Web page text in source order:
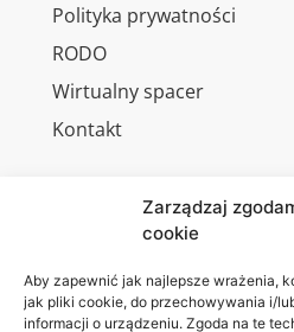
Zarządzaj
cookie
Aby zapewnić jak najlepsze wrażenia,
jak pliki cookie, do przechowywania i/
informacji o urządzeniu. Zgoda na te
Polityka prywatności
RODO
Wirtualny spacer
Kontakt
WSEI